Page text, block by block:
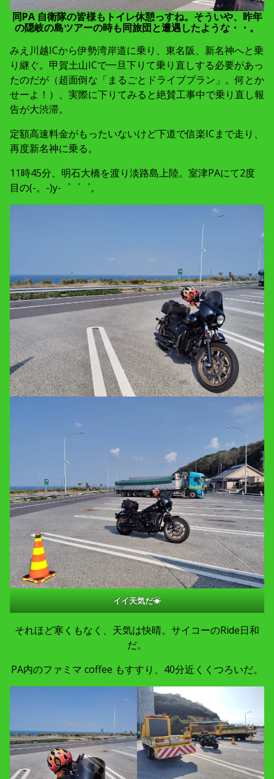
同PA 自衛隊の皆様もトイレ休憩っすね。そういや、昨年
の隠岐の島ツアーの時も同旅団と遭遇したような・・。
みえ川越ICから伊勢湾岸道に乗り、東名阪、新名神へと乗
り継ぐ。甲賀土山ICで一旦下りて乗り直しする必要があっ
たのだが（超面倒な「まるごとドライブプラン」。何とか
せーよ！）、実際に下りてみると絶賛工事中で乗り直し報
告が大渋滞。
定額高速料金がもったいないけど下道で信楽ICまで走り、
再度新名神に乗る。
11時45分、明石大橋を渡り淡路島上陸。室津PAにて2度
目の(-。-)y-゜゜゜。
イイ天気だ☀
それほど寒くもなく、天気は快晴。サイコーのRide日和
だ。
PA内のファミマ coffee もすすり、40分近くくつろいだ。